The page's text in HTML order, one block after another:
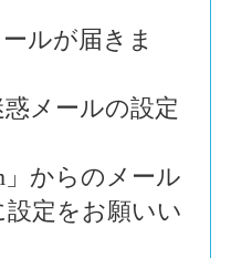
ルが届きま
メールの設定
からのメール
定をお願いい